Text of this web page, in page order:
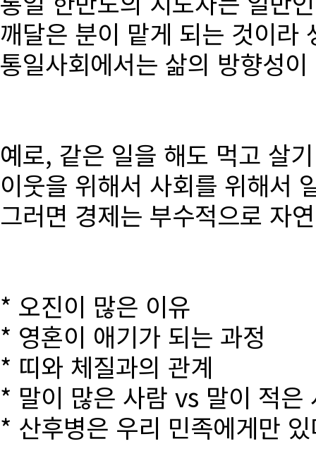
깨달은 분이 맡게 되는 것이라
통일사회에서는 삶의 방향성
예로, 같은 일을 해도 먹고 살
이웃을 위해서 사회를 위해서
그러면 경제는 부수적으로 자
* 오진이 많은 이유
* 영혼이 애기가 되는 과정
* 띠와 체질과의 관계
* 말이 많은 사람 vs 말이 적은
* 산후병은 우리 민족에게만